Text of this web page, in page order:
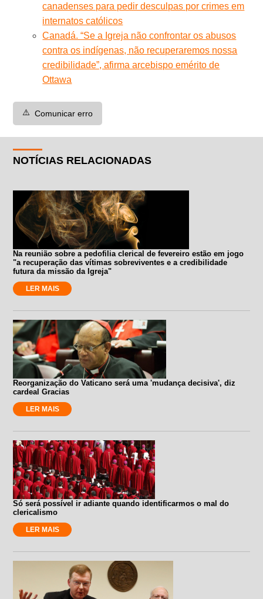
canadenses para pedir desculpas por crimes em
internatos católicos
Canadá. “Se a Igreja não confrontar os abusos
contra os indígenas, não recuperaremos nossa
credibilidade”, afirma arcebispo emérito de
Ottawa
⚠️ Comunicar erro
NOTÍCIAS RELACIONADAS
Na reunião sobre a pedofilia clerical de fevereiro estão em jogo
"a recuperação das vítimas sobreviventes e a credibilidade
futura da missão da Igreja"
LER MAIS
Reorganização do Vaticano será uma 'mudança decisiva', diz
cardeal Gracias
LER MAIS
Só será possível ir adiante quando identificarmos o mal do
clericalismo
LER MAIS